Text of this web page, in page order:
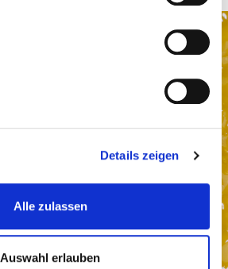
Details zeigen
Alle zulassen
Auswahl erlauben